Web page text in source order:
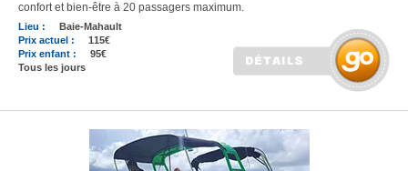
confort et bien-être à 20 passagers maximum.
Lieu :
Baie-Mahault
Prix actuel :
115€
Prix enfant :
95€
Tous les jours